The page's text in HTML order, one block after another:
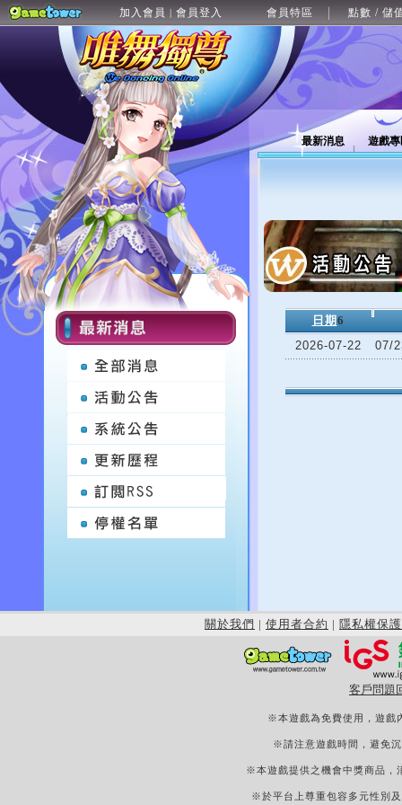
加入會員 | 會員登入 會員特區 點數 / 儲
最新消息 遊戲
日期 6
2026-07-22
07/
關於我們 | 使用者合約 | 隱私權保護
客戶問題
※本遊戲為免費使用，遊戲
※請注意遊戲時間，避免
※本遊戲提供之機會中獎商品，
※於平台上尊重包容多元性別